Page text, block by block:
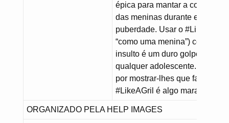
épica para mantar a confiança
das meninas durante e depois
puberdade. Usar o #LikeAGril(
“como uma menina”) como um
insulto é um duro golpe contra
qualquer adolescente. Começa
por mostrar-lhes que fazer
#LikeAGril é algo maravilhoso!
ORGANIZADO PELA HELP IMAGES